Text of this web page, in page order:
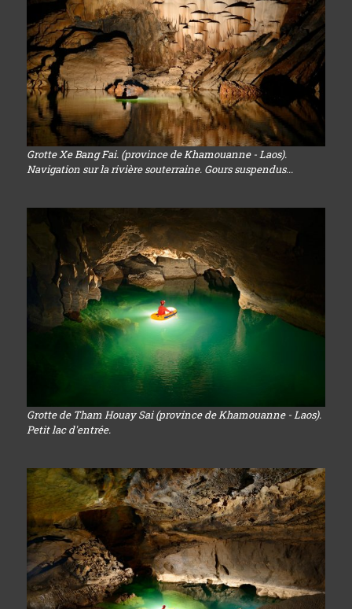
Grotte Xe Bang Fai. (province de Khamouanne - Laos).
Navigation sur la rivière souterraine. Gours suspendus...
Grotte de Tham Houay Sai (province de Khamouanne - Laos).
Petit lac d'entrée.